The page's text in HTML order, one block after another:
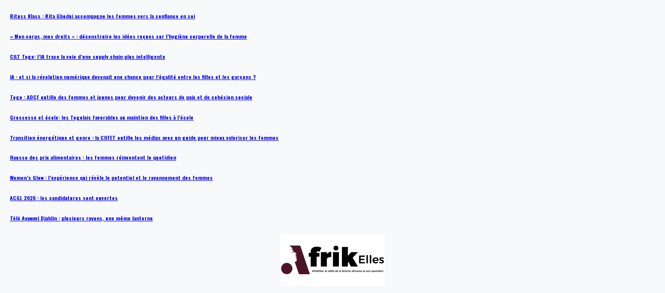
Rituss Klass : Rita Gbodui accompagne les femmes vers la confiance en soi
« Mon corps, mes droits » : déconstruire les idées reçues sur l’hygiène corporelle de la femme
CILT Togo: l’IA trace la voie d’une supply chain plus intelligente
IA : et si la révolution numérique devenait une chance pour l’égalité entre les filles et les garçons ?
Togo : ADCF outille des femmes et jeunes pour devenir des acteurs de paix et de cohésion sociale
Grossesse et école: les Togolais favorables au maintien des filles à l’école
Transition énergétique et genre : la COFET outille les médias avec un guide pour mieux valoriser les femmes
Hausse des prix alimentaires : les femmes réinventent le quotidien
Women’s Glow : l’expérience qui révèle le potentiel et le rayonnement des femmes
ACGL 2026 : les candidatures sont ouvertes
Tèlé Ayawavi Djahlin : plusieurs rayons, une même lanterne